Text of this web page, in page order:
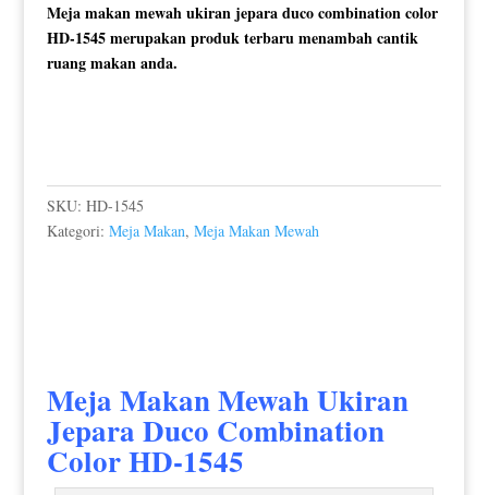
Meja makan mewah ukiran jepara duco combination color
HD-1545 merupakan produk terbaru menambah cantik
ruang makan anda.
SKU: HD-1545
Kategori: Meja Makan, Meja Makan Mewah
Meja Makan MewahUkiran
Jepara Duco Combination
Color HD-1545